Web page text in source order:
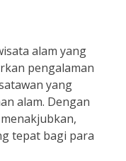
alam yang
pengalaman
yang
alam. Dengan
tepat bagi para